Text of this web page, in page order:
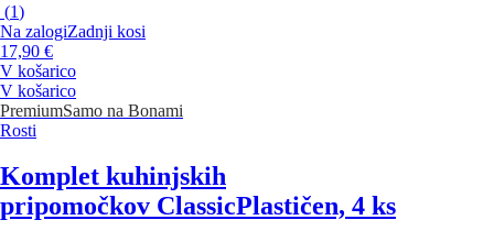
(1)
Na zalogiZadnji kosi
17,90 €
V košarico
V košarico
PremiumSamo na Bonami
Rosti
Komplet kuhinjskih
pripomočkov ClassicPlastičen, 4 ks